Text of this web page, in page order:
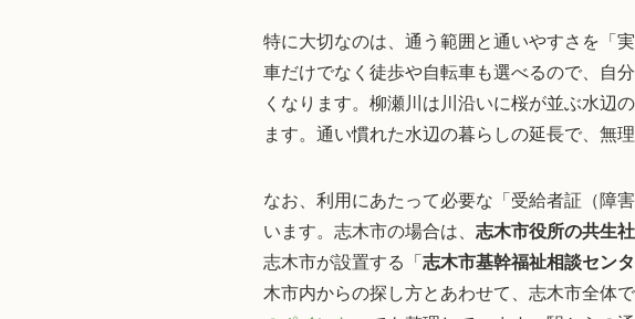
特に大切なのは、通う範囲と通いやすさを「
車だけでなく徒歩や自転車も選べるので、自
くなります。柳瀬川は川沿いに桜が並ぶ水辺
ます。通い慣れた水辺の暮らしの延長で、無
なお、利用にあたって必要な「受給者証（障
います。志木市の場合は、 志木市役所の共生
志木市が設置する「 志木市基幹福祉相談セン
木市内からの探し方とあわせて、志木市全体